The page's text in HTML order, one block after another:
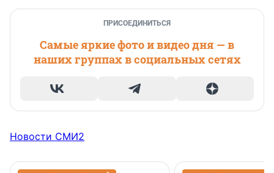
ПРИСОЕДИНИТЬСЯ
Самые яркие фото и видео дня — в
наших группах в социальных сетях
Новости СМИ2